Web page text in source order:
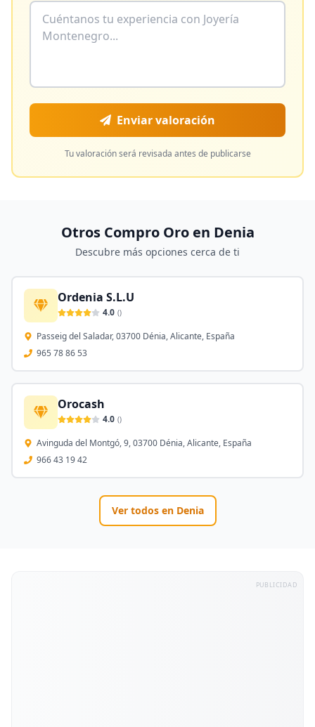
Enviar valoración
Tu valoración será revisada antes de publicarse
Otros Compro Oro en Denia
Descubre más opciones cerca de ti
Ordenia S.L.U
4.0 ()
Passeig del Saladar, 03700 Dénia, Alicante, España
965 78 86 53
Orocash
4.0 ()
Avinguda del Montgó, 9, 03700 Dénia, Alicante, España
966 43 19 42
Ver todos en Denia
PUBLICIDAD